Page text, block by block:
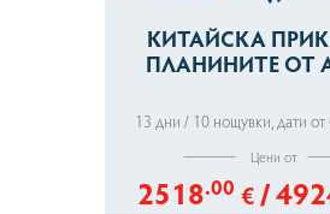
КИТАЙСКА
ПЛАНИНИТЕ ОТ
13 дни / 10 нощувки,дати
Цени от
2518.00 €/